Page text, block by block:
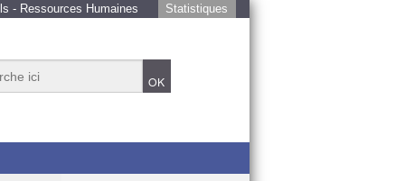
- Ressources Humaines Statistiques